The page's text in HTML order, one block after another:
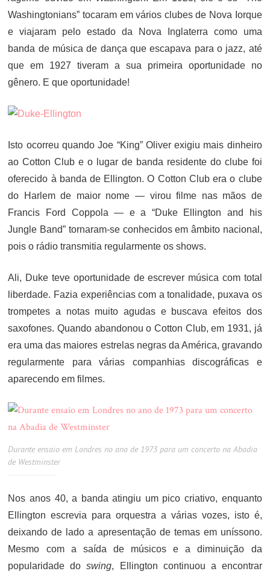
Washingtonians” tocaram em vários clubes de Nova Iorque
e viajaram pelo estado da Nova Inglaterra como uma
banda de música de dança que escapava para o jazz, até
que em 1927 tiveram a sua primeira oportunidade no
gênero. E que oportunidade!
Isto ocorreu quando Joe “King” Oliver exigiu mais dinheiro
ao Cotton Club e o lugar de banda residente do clube foi
oferecido à banda de Ellington. O Cotton Club era o clube
do Harlem de maior nome — virou filme nas mãos de
Francis Ford Coppola — e a “Duke Ellington and his
Jungle Band” tornaram-se conhecidos em âmbito nacional,
pois o rádio transmitia regularmente os shows.
Ali, Duke teve oportunidade de escrever música com total
liberdade. Fazia experiências com a tonalidade, puxava os
trompetes a notas muito agudas e buscava efeitos dos
saxofones. Quando abandonou o Cotton Club, em 1931, já
era uma das maiores estrelas negras da América, gravando
regularmente para várias companhias discográficas e
aparecendo em filmes.
Durante ensaio em Londres no ano de 1973 para um concerto na Abadia
de Westminster
Nos anos 40, a banda atingiu um pico criativo, enquanto
Ellington escrevia para orquestra a várias vozes, isto é,
deixando de lado a apresentação de temas em uníssono.
Mesmo com a saída de músicos e a diminuição da
popularidade doswing, Ellington continuou a encontrar